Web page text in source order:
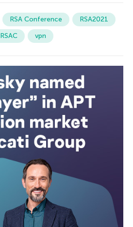
RSA Conference
RSA2021
RSAC
vpn